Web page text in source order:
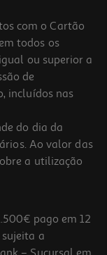
A
com o Cartão
todos os
ou superior a
de
incluídos nas
do dia da
Ao valor das
a utilização
pago em 12
sujeita a